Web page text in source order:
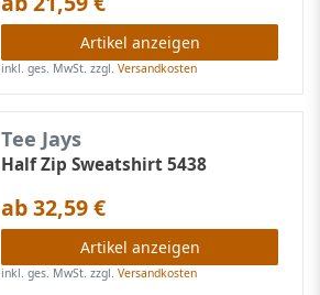
Artikel anzeigen
inkl. ges. MwSt. zzgl.Versandkosten
Tee Jays
Half Zip Sweatshirt 5438
ab 32,59 €
Artikel anzeigen
inkl. ges. MwSt. zzgl.Versandkosten